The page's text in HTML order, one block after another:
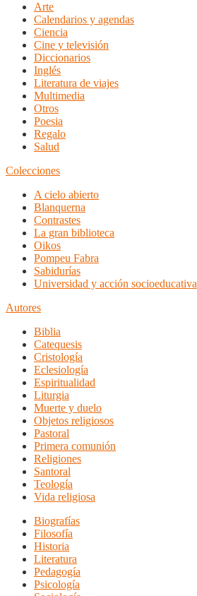
Arte
Calendarios y agendas
Ciencia
Cine y televisión
Diccionarios
Inglés
Literatura de viajes
Multimedia
Otros
Poesia
Regalo
Salud
Colecciones
A cielo abierto
Blanquerna
Contrastes
La gran biblioteca
Oikos
Pompeu Fabra
Sabidurías
Universidad y acción socioeducativa
Autores
Biblia
Catequesis
Cristología
Eclesiología
Espiritualidad
Liturgia
Muerte y duelo
Objetos religiosos
Pastoral
Primera comunión
Religiones
Santoral
Teología
Vida religiosa
Biografías
Filosofía
Historia
Literatura
Pedagogía
Psicología